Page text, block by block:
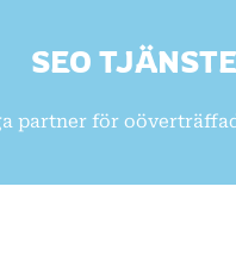
SEO
partner för